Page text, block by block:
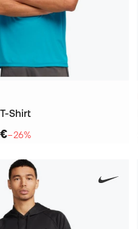
Shirt
−26%